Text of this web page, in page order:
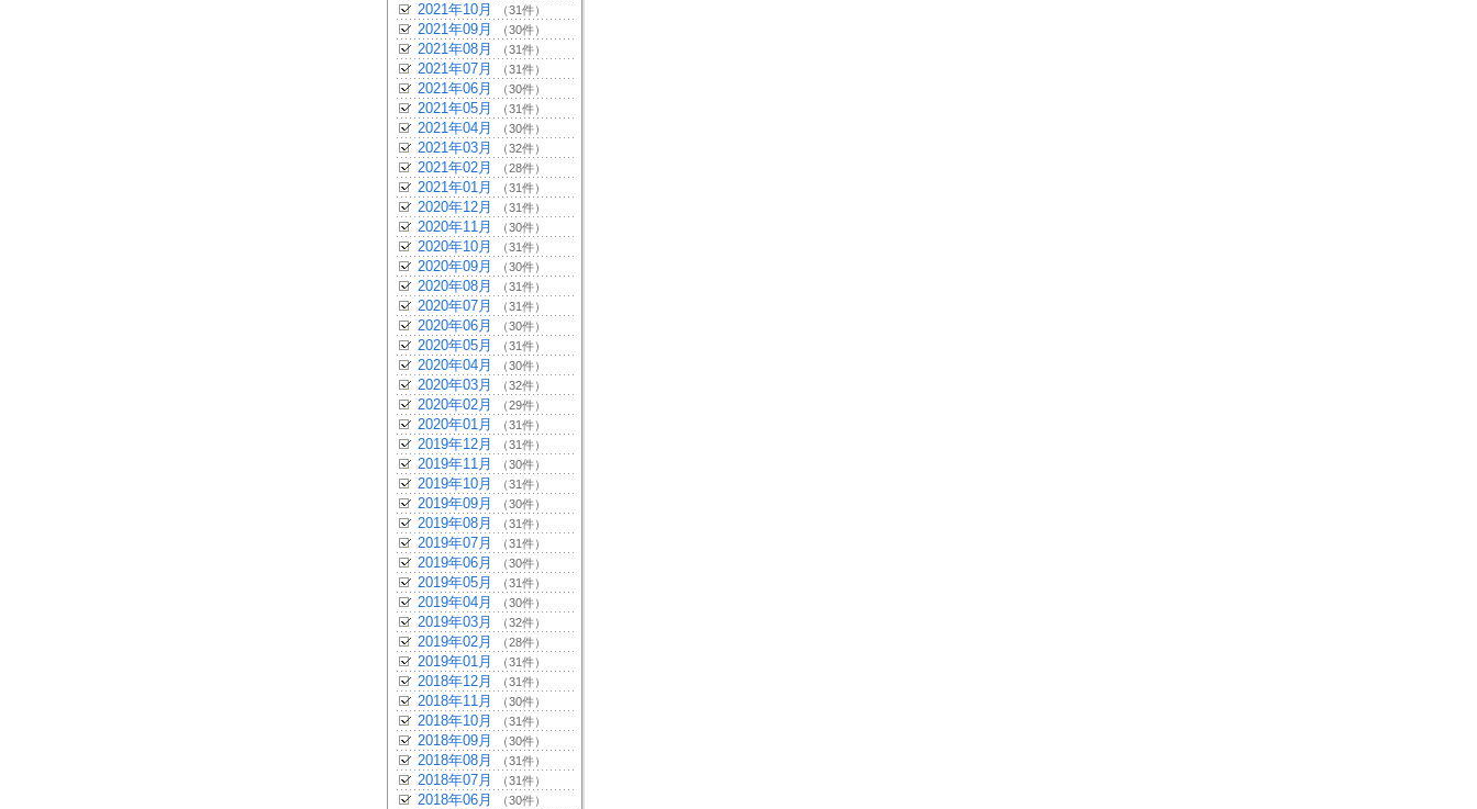
2021年10月 （31件）
2021年09月 （30件）
2021年08月 （31件）
2021年07月 （31件）
2021年06月 （30件）
2021年05月 （31件）
2021年04月 （30件）
2021年03月 （32件）
2021年02月 （28件）
2021年01月 （31件）
2020年12月 （31件）
2020年11月 （30件）
2020年10月 （31件）
2020年09月 （30件）
2020年08月 （31件）
2020年07月 （31件）
2020年06月 （30件）
2020年05月 （31件）
2020年04月 （30件）
2020年03月 （32件）
2020年02月 （29件）
2020年01月 （31件）
2019年12月 （31件）
2019年11月 （30件）
2019年10月 （31件）
2019年09月 （30件）
2019年08月 （31件）
2019年07月 （31件）
2019年06月 （30件）
2019年05月 （31件）
2019年04月 （30件）
2019年03月 （32件）
2019年02月 （28件）
2019年01月 （31件）
2018年12月 （31件）
2018年11月 （30件）
2018年10月 （31件）
2018年09月 （30件）
2018年08月 （31件）
2018年07月 （31件）
2018年06月 （30件）